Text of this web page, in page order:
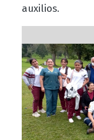
auxilios.